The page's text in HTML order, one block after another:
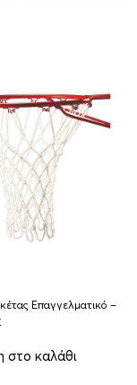
Επαγγελματικό –
στο καλάθι